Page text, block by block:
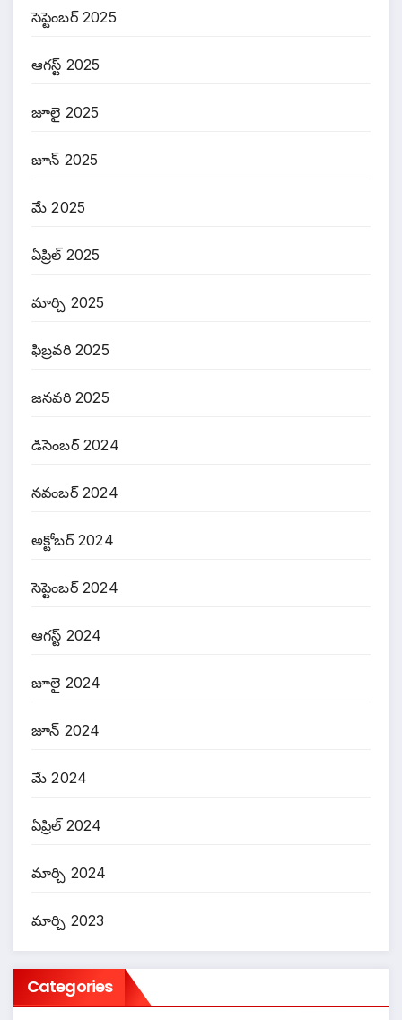
సెప్టెంబర్ 2025
ఆగస్ట్ 2025
జూలై 2025
జూన్ 2025
మే 2025
ఏప్రిల్ 2025
మార్చి 2025
ఫిబ్రవరి 2025
జనవరి 2025
డిసెంబర్ 2024
నవంబర్ 2024
అక్టోబర్ 2024
సెప్టెంబర్ 2024
ఆగస్ట్ 2024
జూలై 2024
జూన్ 2024
మే 2024
ఏప్రిల్ 2024
మార్చి 2024
మార్చి 2023
Categories